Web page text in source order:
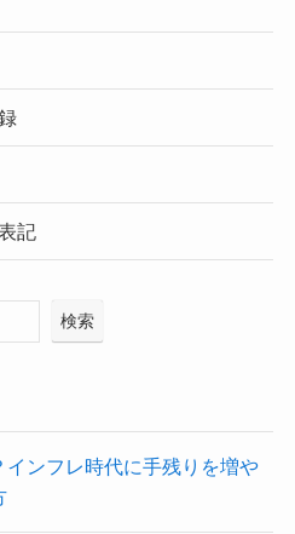
記
検索
ンフレ時代に手残りを増や